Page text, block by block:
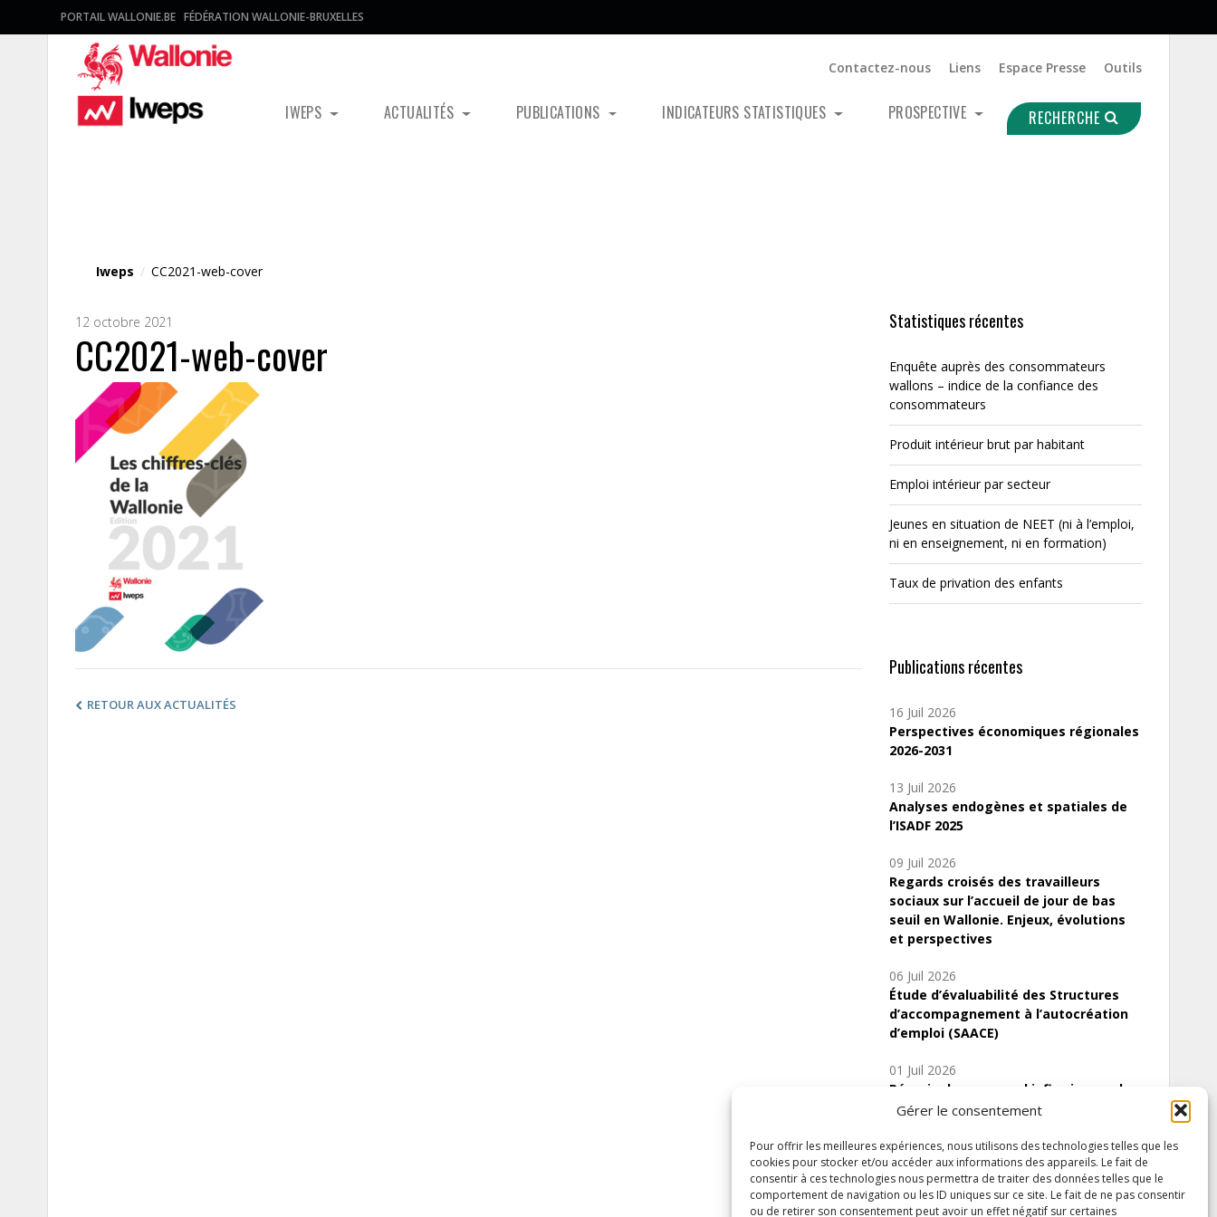
Gérer le consentement
Pour offrir les meilleures expériences, nous utilisons des technologies telles que les
cookies pour stocker et/ou accéder aux informations des appareils. Le fait de
consentir à ces technologies nous permettra de traiter des données telles que le
comportement de navigation ou les ID uniques sur ce site. Le fait de ne pas consentir
ou de retirer son consentement peut avoir un effet négatif sur certaines
PORTAIL WALLONIE.BE FÉDÉRATION WALLONIE-BRUXELLES
Contactez-nous Liens Espace Presse Outils
IWEPS ACTUALITÉS PUBLICATIONS INDICATEURS STATISTIQUES PROSPECTIVE RECHERCHE
Iweps / CC2021-web-cover
12 octobre 2021
CC2021-web-cover
RETOUR AUX ACTUALITÉS
Statistiques récentes
Enquête auprès des consommateurs
wallons – indice de la confiance des
consommateurs
Produit intérieur brut par habitant
Emploi intérieur par secteur
Jeunes en situation de NEET (ni à l’emploi,
ni en enseignement, ni en formation)
Taux de privation des enfants
Publications récentes
16 Juil 2026
Perspectives économiques régionales
2026-2031
13 Juil 2026
Analyses endogènes et spatiales de
l’ISADF 2025
09 Juil 2026
Regards croisés des travailleurs
sociaux sur l’accueil de jour de bas
seuil en Wallonie. Enjeux, évolutions
et perspectives
06 Juil 2026
Étude d’évaluabilité des Structures
d’accompagnement à l’autocréation
d’emploi (SAACE)
01 Juil 2026
Pénurie du personnel infirmier :quels
indicateurs d’offre de soins pour
Inscrivez-vous à notre newsletter